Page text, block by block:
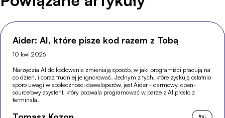
Aider: AI, które pisze kod razem z Tobą
10 kwi 2026
Narzędzia AI do kodowania zmieniają sposób, w jaki programiści pracują na
co dzień, i coraz trudniej je ignorować. Jednym z tych, które zyskują ostatnio
sporo uwagi w społeczności deweloperów, jest Aider - darmowy, open-
source'owy asystent, który pozwala programować w parze z AI prosto z
terminala.
#ai